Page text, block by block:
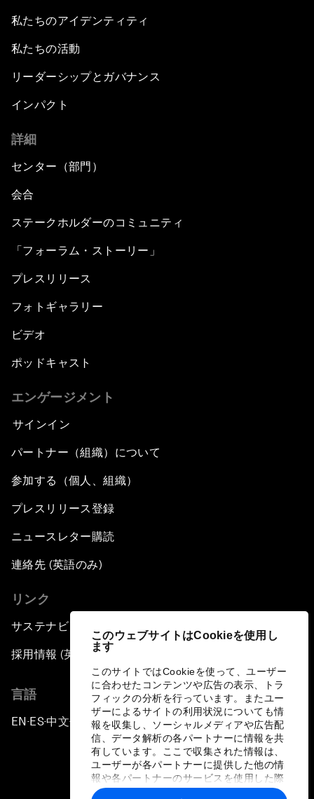
このウェブサイトはCookieを使用し
ます
このサイトではCookieを使って、ユーザー
に合わせたコンテンツや広告の表示、トラ
フィックの分析を行っています。またユー
ザーによるサイトの利用状況についても情
報を収集し、ソーシャルメディアや広告配
信、データ解析の各パートナーに情報を共
有しています。ここで収集された情報は、
ユーザーが各パートナーに提供した他の情
報や各パートナーのサービスを使用した際
に収集された情報と組み合わされ、各パー
私たちのアイデンティティ
私たちの活動
リーダーシップとガバナンス
インパクト
詳細
センター（部門）
会合
ステークホルダーのコミュニティ
「フォーラム・ストーリー」
プレスリリース
フォトギャラリー
ビデオ
ポッドキャスト
エンゲージメント
サインイン
パートナー（組織）について
参加する（個人、組織）
プレスリリース登録
ニュースレター購読
連絡先 (英語のみ)
リンク
サステナビリティへの取り組み
採用情報 (英語のみ)
言語
EN ▪ES▪中文▪ 日本語